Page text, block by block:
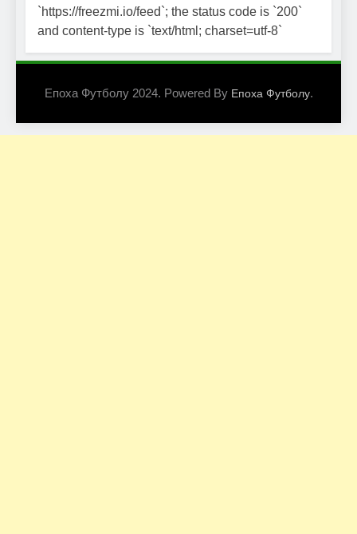
`https://freezmi.io/feed`; the status code is `200`
and content-type is `text/html; charset=utf-8`
Епоха Футболу 2024. Powered By Епоха Футболу.